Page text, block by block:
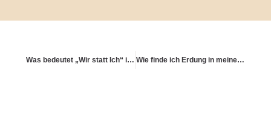
Was bedeutet „Wir statt Ich“ in der Ruhestandsplanung? Wie finde ich Erdung in meinem Geldalltag?